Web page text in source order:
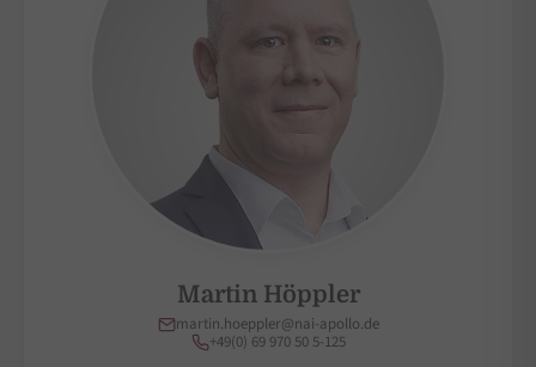
Martin Höppler
martin.hoeppler@nai-apollo.de
+49(0) 69 970 50 5-125